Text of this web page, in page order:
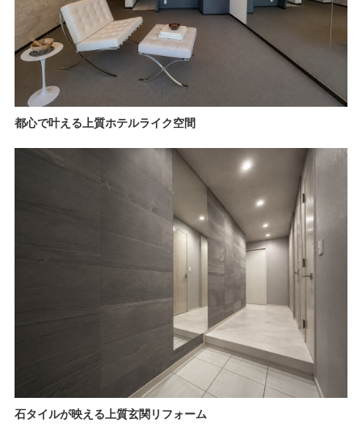
都心で叶える上質ホテルライク空間
石タイルが映える上質玄関リフォーム